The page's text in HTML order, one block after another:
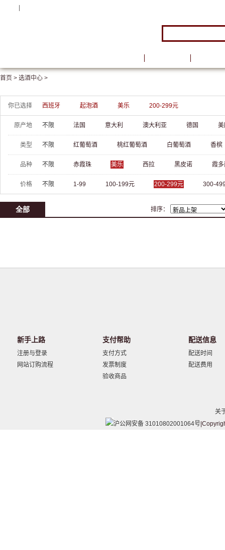
首页 > 选酒中心 >
你已选择 西班牙 起泡酒 美乐 200-299元
原产地 不限 法国 意大利 澳大利亚 德国
类型 不限 红葡萄酒 桃红葡萄酒 白葡萄酒 香槟
品种 不限 赤霞珠 美乐 西拉 黑皮诺 霞
价格 不限 1-99 100-199元 200-299元 300-
全部 排序：
新手上路
注册与登录
网站订购流程
支付帮助
支付方式
发票制度
验收商品
配送信息
配送时间
配送费用
关
沪公网安备 31010802001064号